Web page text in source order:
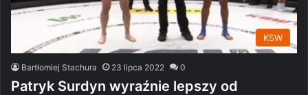
KSW
Bartłomiej Stachura 23 lipca 2022 0
Patryk Surdyn wyraźnie lepszy od